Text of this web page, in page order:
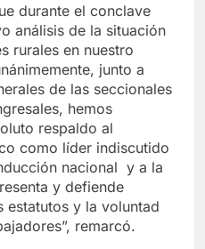
durante el conclave
análisis de la situación
rurales en nuestro
junto a
de las seccionales
hemos
respaldo al
como líder indiscutido
nacional y a la
y defiende
estatutos y la voluntad
remarcó.